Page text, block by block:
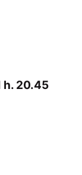
h. 20.45